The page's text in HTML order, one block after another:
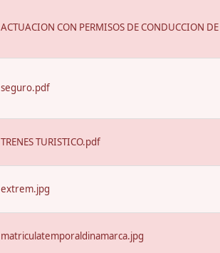
ACTUACION CON PERMISOS DE CONDUCCION
seguro.pdf
TRENES TURISTICO.pdf
extrem.jpg
matriculatemporaldinamarca.jpg